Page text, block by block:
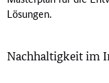
Lösungen.
Nachhaltigkeit im